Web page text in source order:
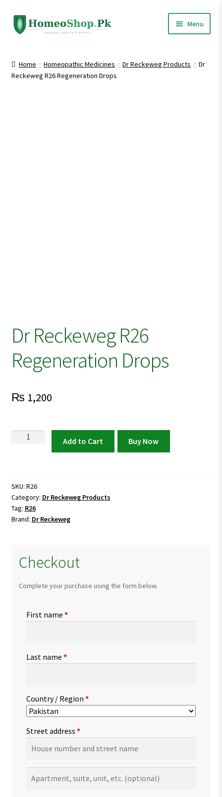
Skip
to
Skip
to
Menu
Shop All
Home Homeopathic Medicines Dr Reckeweg Products
Dr
Reckeweg R26 Regeneration Drops
Dr Reckeweg R26
Regeneration Drops
₨ 1,200
Drops
quantity
Add to Cart Buy Now
SKU: R26
Category: Dr Reckeweg Products
Tag: R26
Brand: Dr Reckeweg
Checkout
Complete your purchase using the form below.
First name *
Last name *
Country / Region *
Street address *
suite,